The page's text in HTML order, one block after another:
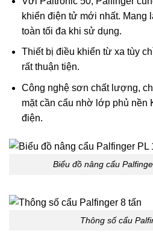
khiển điện tử mới nhất. Mang
toàn tối đa khi sử dụng.
Thiết bị điều khiển từ xa tùy
rất thuận tiện.
Công nghệ sơn chất lượng,
mặt cần cẩu nhờ lớp phủ nền
điện.
Biểu đồ nâng cẩu
Thông số cẩu